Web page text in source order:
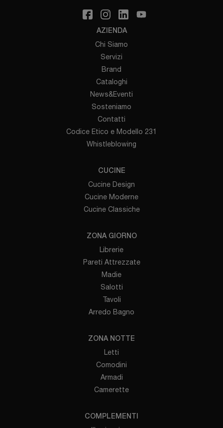
AZIENDA
Chi Siamo
Servizi
Brand
Cataloghi
News&Eventi
Sosteniamo
Contatti
Codice Etico e Modello 231
Whistleblowing
CUCINE
Cucine Design
Cucine Moderne
Cucine Classiche
ZONA GIORNO
Librerie
Pareti Attrezzate
Madie
Salotti
Tavoli
Arredo Bagno
ZONA NOTTE
Letti
Comodini
Armadi
Camerette
COMPLEMENTI